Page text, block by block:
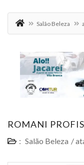
Salão Beleza
ROMANI
: Salão Beleza /